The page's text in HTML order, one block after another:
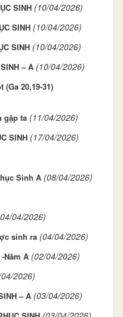
SINH (10/04/2026)
SINH (10/04/2026)
SINH (10/04/2026)
– A (10/04/2026)
20,19-31)
gặp ta (11/04/2026)
SINH (17/04/2026)
Sinh A (08/04/2026)
04/2026)
sinh ra (04/04/2026)
Năm A (02/04/2026)
2026)
– A (03/04/2026)